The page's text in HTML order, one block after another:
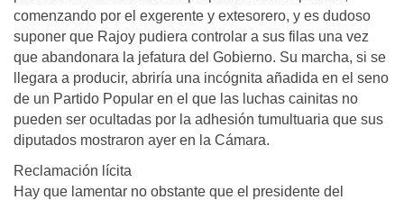
comenzando por el exgerente y extesorero, y es dudoso
suponer que Rajoy pudiera controlar a sus filas una vez
que abandonara la jefatura del Gobierno. Su marcha, si se
llegara a producir, abriría una incógnita añadida en el seno
de un Partido Popular en el que las luchas cainitas no
pueden ser ocultadas por la adhesión tumultuaria que sus
diputados mostraron ayer en la Cámara.
Reclamación lícita
Hay que lamentar no obstante que el presidente del